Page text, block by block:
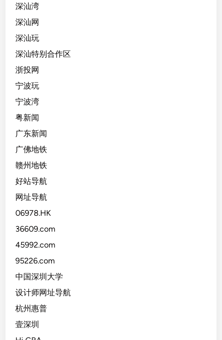
深汕湾
深汕网
深汕玩
深汕特别合作区
浙投网
宁波玩
宁波湾
粤新闻
广东新闻
广佛地铁
赣州地铁
好站导航
网址导航
06978.HK
36609.com
45992.com
95226.com
中国深圳大学
设计师网址导航
杭州惠普
壹深圳